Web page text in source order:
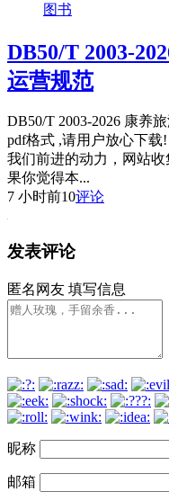
图书
DB50/T 2003-
运营规范
DB50/T 2003-2026 康养
pdf格式 ,请用户放心下
我们前进的动力，网站
果你觉得本...
7 小时前10评论
发表评论
匿名网友 填写信息
昵称
邮箱